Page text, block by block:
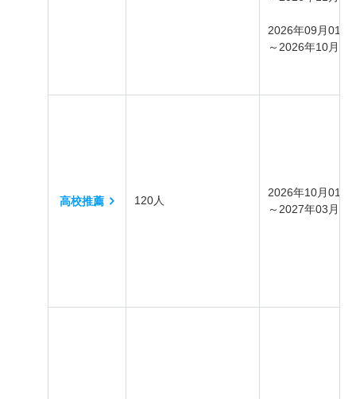
2026年09月01日
～2026年10月07
高校推薦 120人
2026年10月01日
～2027年03月31